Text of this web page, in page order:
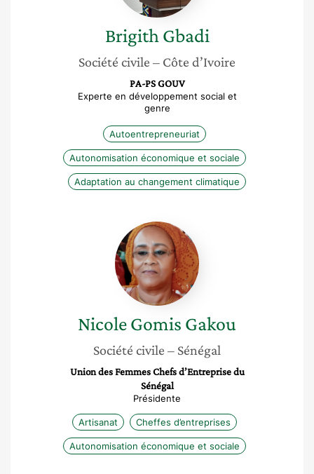
Brigith Gbadi
Société civile – Côte d’Ivoire
PA-PS GOUV
Experte en développement social et
genre
Autoentrepreneuriat
Autonomisation économique et sociale
Adaptation au changement climatique
Nicole
Gomis
Gakou
Nicole Gomis Gakou
Société civile – Sénégal
Union des Femmes Chefs d’Entreprise du
Sénégal
Présidente
Artisanat Cheffes d’entreprises
Autonomisation économique et sociale